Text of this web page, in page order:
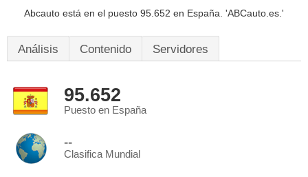
Abcauto está en el puesto 95.652 en España. 'ABCauto.es.'
Análisis Contenido Servidores
95.652
Puesto en España
--
Clasifica Mundial